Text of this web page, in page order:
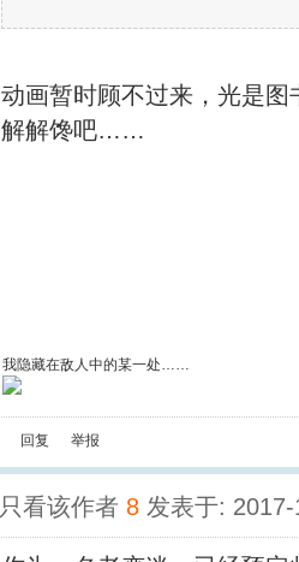
动画暂时顾不过来，光是
解解馋吧……
我隐藏在敌人中的某一处……
回复 举报
只看该作者 8 发表于: